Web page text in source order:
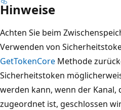
Hinweise
Achten Sie beim
Verwenden von
GetTokenCore Methode
Sicherheitstoken
werden kann, wenn der Kanal,
zugeordnet ist, geschlossen